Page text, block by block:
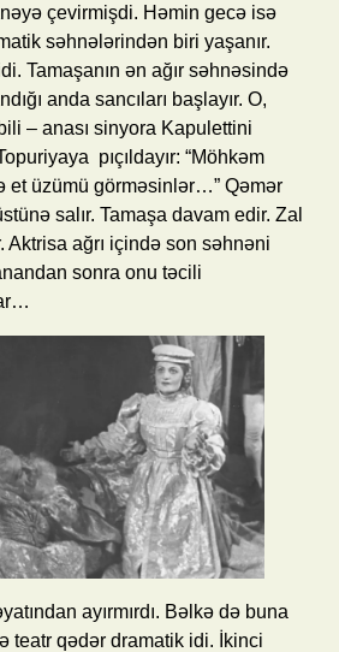
çevirmişdi. Həmin gecə isə
səhnələrindən biri yaşanır.
Tamaşanın ən ağır səhnəsində
anda sancıları başlayır. O,
– anası sinyora Kapulettini
pıçıldayır: “Möhkəm
et üzümü görməsinlər…” Qəmər
salır. Tamaşa davam edir. Zal
Aktrisa ağrı içində son səhnəni
sonra onu təcili
ayırmırdı. Bəlkə də buna
teatr qədər dramatik idi. İkinci